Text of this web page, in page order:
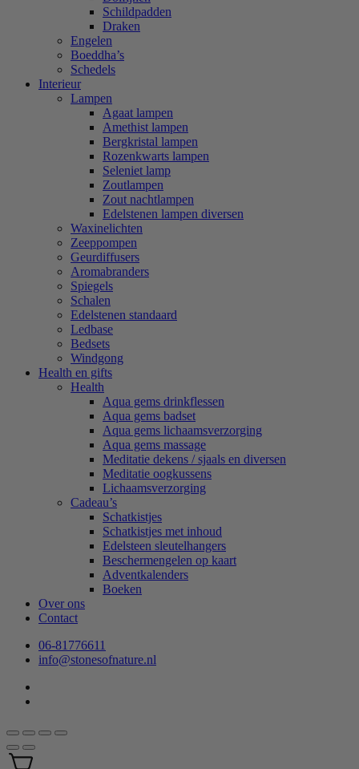
Schildpadden
Draken
Engelen
Boeddha’s
Schedels
Interieur
Lampen
Agaat lampen
Amethist lampen
Bergkristal lampen
Rozenkwarts lampen
Seleniet lamp
Zoutlampen
Zout nachtlampen
Edelstenen lampen diversen
Waxinelichten
Zeeppompen
Geurdiffusers
Aromabranders
Spiegels
Schalen
Edelstenen standaard
Ledbase
Bedsets
Windgong
Health en gifts
Health
Aqua gems drinkflessen
Aqua gems badset
Aqua gems lichaamsverzorging
Aqua gems massage
Meditatie dekens / sjaals en diversen
Meditatie oogkussens
Lichaamsverzorging
Cadeau’s
Schatkistjes
Schatkistjes met inhoud
Edelsteen sleutelhangers
Beschermengelen op kaart
Adventkalenders
Boeken
Over ons
Contact
06-81776611
info@stonesofnature.nl